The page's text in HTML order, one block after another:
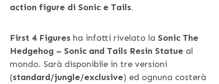
action figure di Sonic e Tails.
First 4 Figures ha infatti rivelato la Sonic The
Hedgehog – Sonic and Tails Resin Statue al
mondo. Sarà disponibile in tre versioni
(standard/jungle/exclusive) ed ognuna costerà